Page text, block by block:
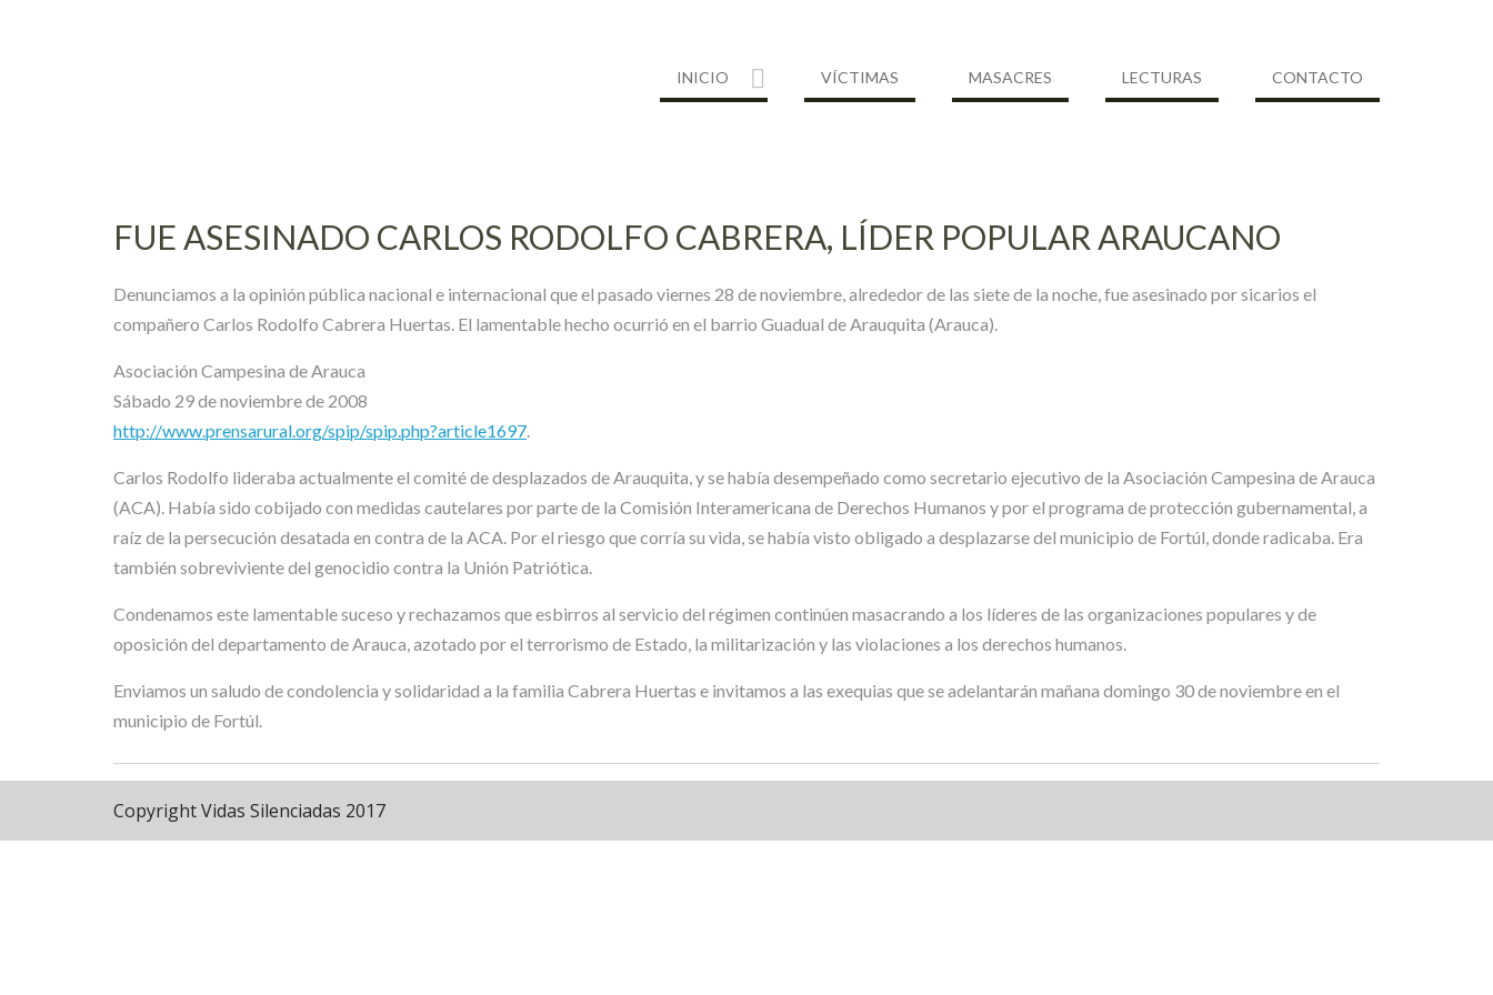
INICIO VÍCTIMAS MASACRES LECTURAS CONTACTO
FUE ASESINADO CARLOS RODOLFO CABRERA, LÍDER POPULAR ARAUCANO
Denunciamos a la opinión pública nacional e internacional que el pasado viernes 28 de noviembre, alrededor de las siete de la noche, fue asesinado por sicarios el
compañero Carlos Rodolfo Cabrera Huertas. El lamentable hecho ocurrió en el barrio Guadual de Arauquita (Arauca).
Asociación Campesina de Arauca
Sábado 29 de noviembre de 2008
http://www.prensarural.org/spip/spip.php?article1697.
Carlos Rodolfo lideraba actualmente el comité de desplazados de Arauquita, y se había desempeñado como secretario ejecutivo de la Asociación Campesina de Arauca
(ACA). Había sido cobijado con medidas cautelares por parte de la Comisión Interamericana de Derechos Humanos y por el programa de protección gubernamental, a
raíz de la persecución desatada en contra de la ACA. Por el riesgo que corría su vida, se había visto obligado a desplazarse del municipio de Fortúl, donde radicaba. Era
también sobreviviente del genocidio contra la Unión Patriótica.
Condenamos este lamentable suceso y rechazamos que esbirros al servicio del régimen continúen masacrando a los líderes de las organizaciones populares y de
oposición del departamento de Arauca, azotado por el terrorismo de Estado, la militarización y las violaciones a los derechos humanos.
Enviamos un saludo de condolencia y solidaridad a la familia Cabrera Huertas e invitamos a las exequias que se adelantarán mañana domingo 30 de noviembre en el
municipio de Fortúl.
Copyright Vidas Silenciadas 2017